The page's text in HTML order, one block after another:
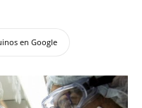
en Google